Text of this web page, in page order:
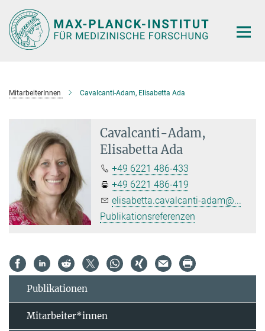
Hauptinhalt
MitarbeiterInnen Cavalcanti-Adam, Elisabetta Ada
Cavalcanti-Adam,
Elisabetta Ada
+49 6221 486-433
+49 6221 486-419
elisabetta.cavalcanti-adam@...
Publikationsreferenzen
Publikationen
Mitarbeiter*innen